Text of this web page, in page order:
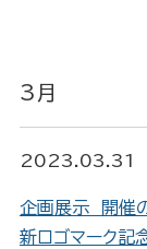
3月
2023.03.31
企画展示 開催
新ロゴマーク記